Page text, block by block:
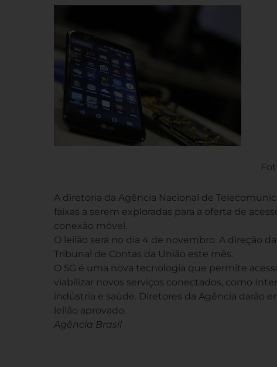
A diretoria da Agência Nacional de
faixas a serem exploradas para a oferta de
conexão móvel.
O leilão será no dia 4 de novembro. A direção
Tribunal de Contas da União este mês.
O 5G é uma nova tecnologia que permite
viabilizar novos serviços conectados, como
indústria e saúde. Diretores da Agência darão
leilão aprovado.
Agência Brasil